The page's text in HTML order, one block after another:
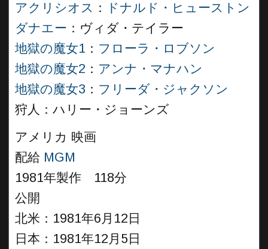
アクリシオス ：
ドナルド・ヒューストン
ダナエー ：ヴィダ・テイラー
地獄の魔女1 ： フローラ・ロブソン
地獄の魔女2 ： アンナ・マナハン
地獄の魔女3 ： フリーダ・ジャクソン
狩人：ハリー・ジョーンズ
アメリカ 映画
配給 MGM
1981年製作 118分
公開
北米：1981年6月12日
日本：1981年12月5日